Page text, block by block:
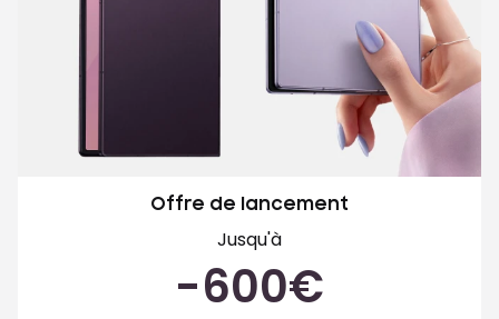
Offre de lancement
Jusqu'à
-600€